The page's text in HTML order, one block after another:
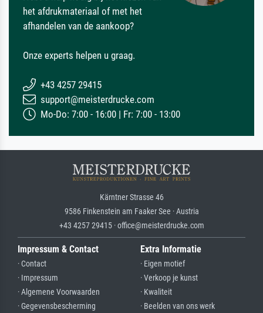
het afdrukmateriaal of met het
afhandelen van de aankoop?
Onze experts helpen u graag.
+43 4257 29415
support@meisterdrucke.com
Mo-Do: 7:00 - 16:00 | Fr: 7:00 - 13:00
Kärntner Strasse 46
9586 Finkenstein am Faaker See · Austria
+43 4257 29415 · office@meisterdrucke.com
Impressum & Contact
· Contact
· Impressum
· Algemene Voorwaarden
· Gegevensbescherming
Extra Informatie
· Eigen motief
· Verkoop je kunst
· Kwaliteit
· Beelden van ons werk